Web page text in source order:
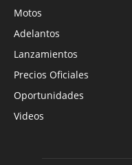
Motos
Adelantos
Lanzamientos
Precios Oficiales
Oportunidades
Videos